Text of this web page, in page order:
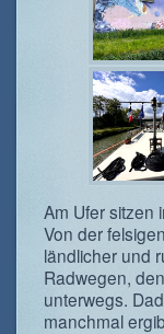
Am Ufer sitzen
Von der
ländlicher und
Radwegen,
unterwegs.
manchmal